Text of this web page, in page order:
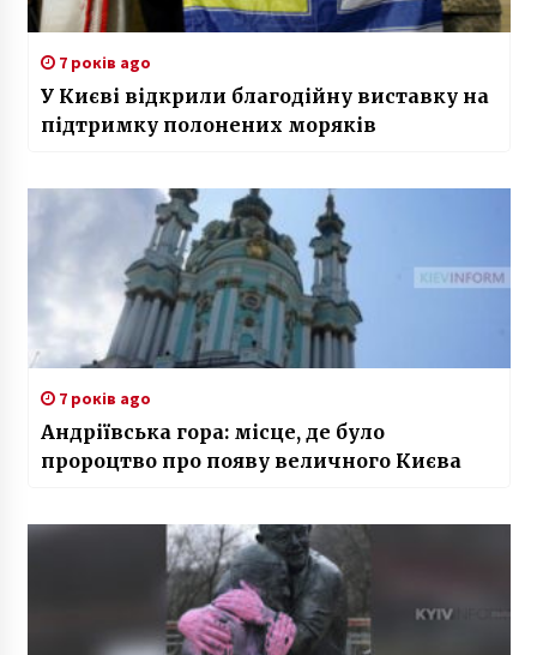
7 років ago
У Києві відкрили благодійну виставку на
підтримку полонених моряків
7 років ago
Андріївська гора: місце, де було
пророцтво про появу величного Києва